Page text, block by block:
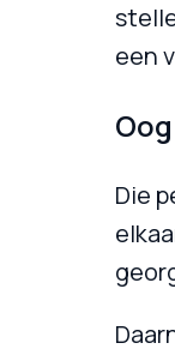
een
Die